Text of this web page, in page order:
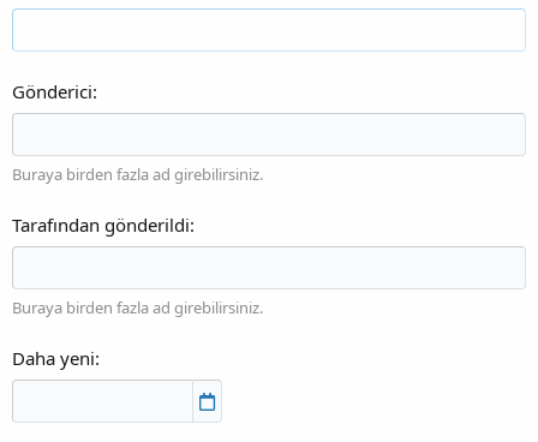
Gönderici
Buraya birden fazla ad girebilirsiniz.
Tarafından gönderildi
Buraya birden fazla ad girebilirsiniz.
Daha yeni